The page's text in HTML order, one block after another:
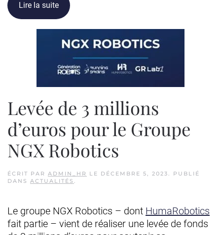
Lire la suite
Levée de 3 millions
d’euros pour le Groupe
NGX Robotics
ÉCRIT PAR ADMIN_HR LE DÉCEMBRE 5, 2023. PUBLIÉ
DANS ACTUALITÉS .
Le groupe NGX Robotics – dont HumaRobotics
fait partie – vient de réaliser une levée de fonds